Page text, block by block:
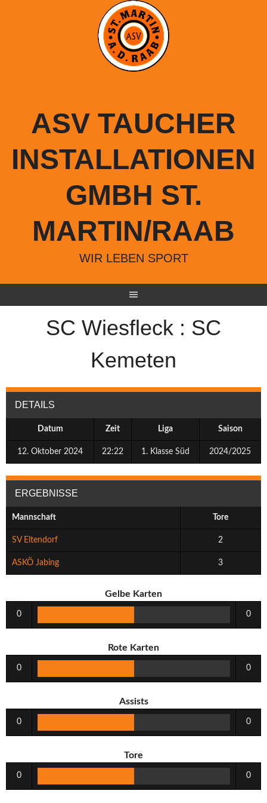
ASV TAUCHER
INSTALLATIONEN
GMBH ST.
MARTIN/RAAB
WIR LEBEN SPORT
SC Wiesfleck : SC
Kemeten
DETAILS
Datum Zeit Liga Saison
12. Oktober 2024 22:22 1. Klasse Süd 2024/2025
ERGEBNISSE
Mannschaft Tore
SV Eltendorf 2
ASKÖ Jabing 3
Gelbe Karten
0 0
Rote Karten
0 0
Assists
0 0
Tore
0 0